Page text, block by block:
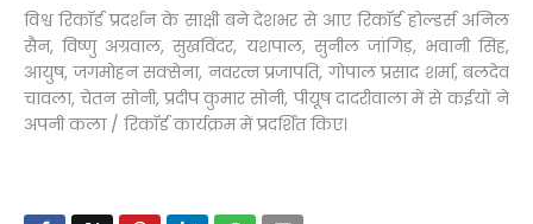
विश्व रिकॉर्ड प्रदर्शन के साक्षी बने देशभर से आए रिकॉर्ड होल्डर्स अनिल
सैन, विष्णु अग्रवाल, सुखविंदर, यशपाल, सुनील जांगिड़, भवानी सिंह,
आयुष, जगमोहन सक्सेना, नवरत्न प्रजापति, गोपाल प्रसाद शर्मा, बलदेव
चावला, चेतन सोनी, प्रदीप कुमार सोनी, पीयूष दादरीवाला में से कईयों ने
अपनी कला / रिकॉर्ड कार्यक्रम में प्रदर्शित किए।